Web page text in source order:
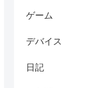
ゲーム
デバイス
日記